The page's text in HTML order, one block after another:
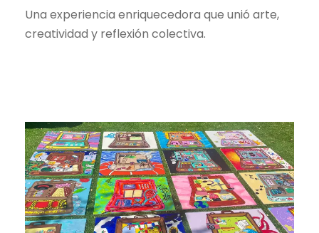
Una experiencia enriquecedora que unió arte,
creatividad y reflexión colectiva.